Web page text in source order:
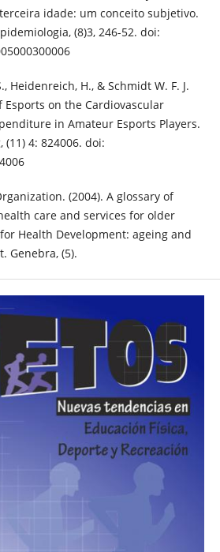
idade: um conceito subjetivo.
(8)3, 246-52. doi:
Heidenreich, H., & Schmidt W. F. J.
Esports on the Cardiovascular
in Amateur Esports Players.
(11) 4: 824006. doi:
(2004). A glossary of
care and services for older
Health Development: ageing and
Genebra, (5).